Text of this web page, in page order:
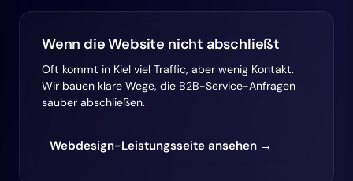
Wenn die Website nicht abschließt
Oft kommt in Kiel viel Traffic, aber wenig Kontakt.
Wir bauen klare Wege, die B2B-Service-Anfragen
sauber abschließen.
Webdesign-Leistungsseite ansehen →